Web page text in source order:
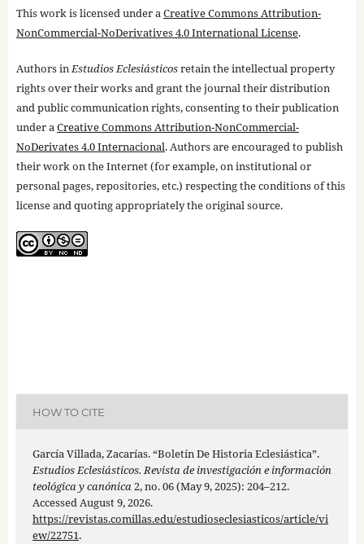
This work is licensed under aCreative Commons Attribution-
NonCommercial-NoDerivatives 4.0 International License.
Authors inEstudios Eclesiásticosretain the intellectual property
rights over their works and grant the journal their distribution
and public communication rights, consenting to their publication
under aCreative Commons Attribution-NonCommercial-
NoDerivates 4.0 Internacional. Authors are encouraged to publish
their work on the Internet (for example, on institutional or
personal pages, repositories, etc.) respecting the conditions of this
license and quoting appropriately the original source.
HOW TO CITE
García Villada, Zacarías. “Boletín De Historia Eclesiástica”.
Estudios Eclesiásticos. Revista de investigación e información
teológica y canónica2, no. 06 (May 9, 2025): 204–212.
Accessed August 9, 2026.
https://revistas.comillas.edu/estudioseclesiasticos/article/vi
ew/22751.